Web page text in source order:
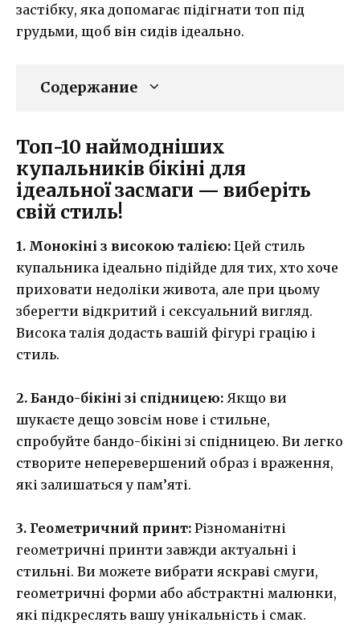
застібку, яка допомагає підігнати топ під
грудьми, щоб він сидів ідеально.
Содержание
Топ-10 наймодніших
купальників бікіні для
ідеальної засмаги — виберіть
свій стиль!
1. Монокіні з високою талією: Цей стиль
купальника ідеально підійде для тих, хто хоче
приховати недоліки живота, але при цьому
зберегти відкритий і сексуальний вигляд.
Висока талія додасть вашій фігурі грацію і
стиль.
2. Бандо-бікіні зі спідницею: Якщо ви
шукаєте дещо зовсім нове і стильне,
спробуйте бандо-бікіні зі спідницею. Ви легко
створите неперевершений образ і враження,
які залишаться у пам’яті.
3. Геометричний принт: Різноманітні
геометричні принти завжди актуальні і
стильні. Ви можете вибрати яскраві смуги,
геометричні форми або абстрактні малюнки,
які підкреслять вашу унікальність і смак.